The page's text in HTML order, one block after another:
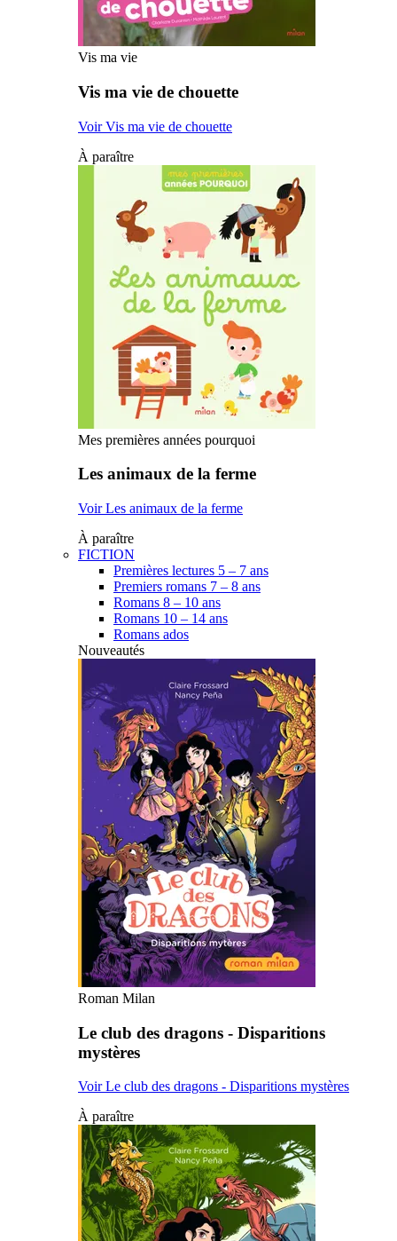
Vis ma vie
Vis ma vie de chouette
Voir Vis ma vie de chouette
À paraître
Mes premières années pourquoi
Les animaux de la ferme
Voir Les animaux de la ferme
À paraître
FICTION
Premières lectures 5 – 7 ans
Premiers romans 7 – 8 ans
Romans 8 – 10 ans
Romans 10 – 14 ans
Romans ados
Nouveautés
Roman Milan
Le club des dragons - Disparitions
mystères
Voir Le club des dragons - Disparitions mystères
À paraître